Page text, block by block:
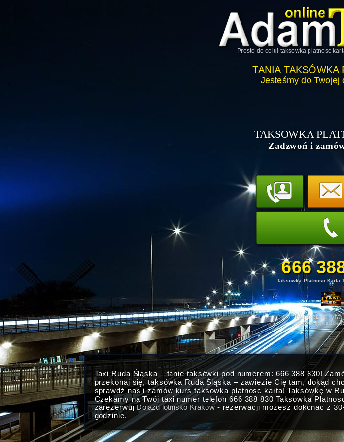
Prosto do celu! taksowka platnosc
TANIA TAKSÓWKA
Jesteśmy do Twojej
TAKSOWKA
Zadzwoń i
666
Taksowka Platnosc Karta
Numer,
Usługi taksówkarskie
Taxi Ruda Śląska – tanie taksówki pod numerem: 666 388 830!
przekonaj się, taksówka Ruda Śląska – zawiezie Cię tam, dokąd
sprawdź nas i zamów kurs taksowka platnosc karta! Taksówkę w
Czekamy na Twój taxi numer telefon 666 388 830 Taksowka
zarezerwujDojazd lotnisko Kraków- rezerwacji możesz dokonać z
godzinie.